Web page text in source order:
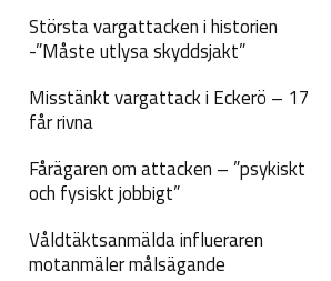
Största vargattacken i historien
-”Måste utlysa skyddsjakt”
Misstänkt vargattack i Eckerö – 17
får rivna
Fårägaren om attacken – ”psykiskt
och fysiskt jobbigt”
Våldtäktsanmälda influeraren
motanmäler målsägande